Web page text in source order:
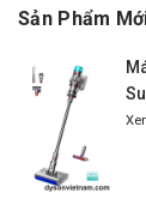
Sản Phẩm